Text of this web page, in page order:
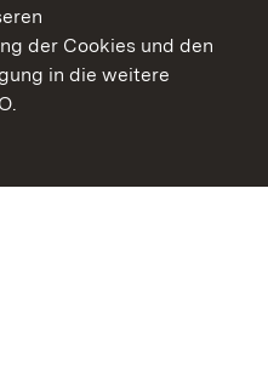
der Cookies und den
in die weitere